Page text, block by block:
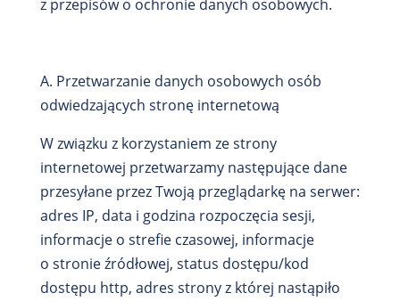
z przepisów o ochronie danych osobowych.
A. Przetwarzanie danych osobowych osób
odwiedzających stronę internetową
W związku z korzystaniem ze strony
internetowej przetwarzamy następujące dane
przesyłane przez Twoją przeglądarkę na serwer:
adres IP, data i godzina rozpoczęcia sesji,
informacje o strefie czasowej, informacje
o stronie źródłowej, status dostępu/kod
dostępu http, adres strony z której nastąpiło